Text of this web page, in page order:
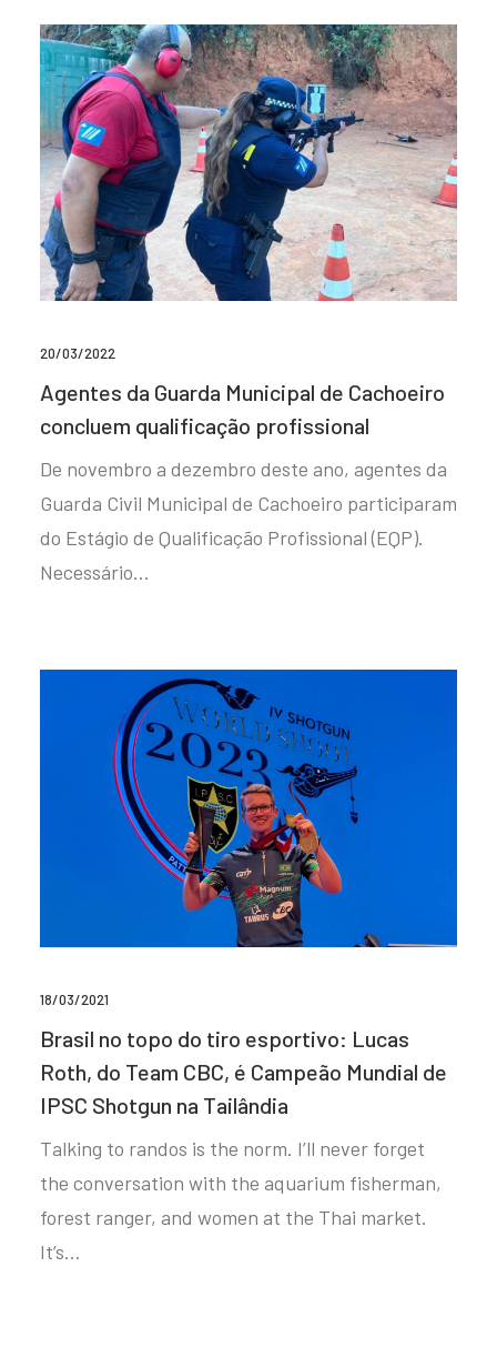
20/03/2022
Agentes da Guarda Municipal de Cachoeiro
concluem qualificação profissional
De novembro a dezembro deste ano, agentes da
Guarda Civil Municipal de Cachoeiro participaram
do Estágio de Qualificação Profissional (EQP).
Necessário…
18/03/2021
Brasil no topo do tiro esportivo: Lucas
Roth, do Team CBC, é Campeão Mundial de
IPSC Shotgun na Tailândia
Talking to randos is the norm. I’ll never forget
the conversation with the aquarium fisherman,
forest ranger, and women at the Thai market.
It’s…